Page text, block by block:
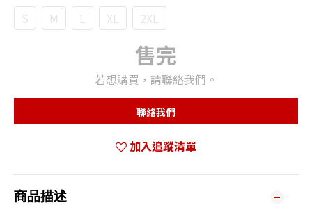
S M L XL 2XL
售完
若想購買，請聯絡我們。
聯絡我們
加入追蹤清單
商品描述